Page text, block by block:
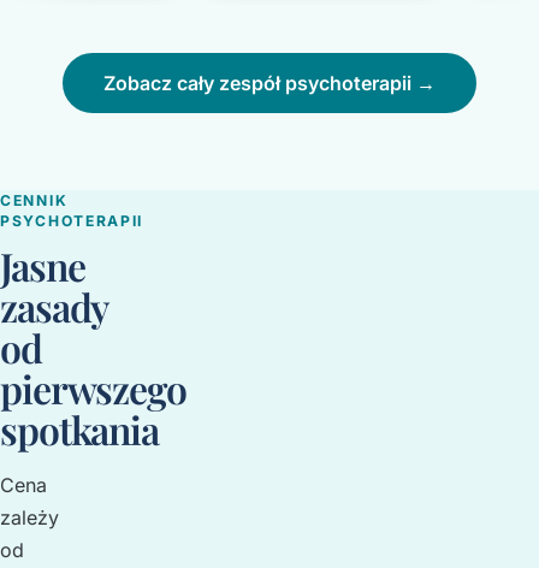
Zobacz cały zespół psychoterapii →
CENNIK
PSYCHOTERAPII
Jasne
zasady
od
pierwszego
spotkania
Cena
zależy
od